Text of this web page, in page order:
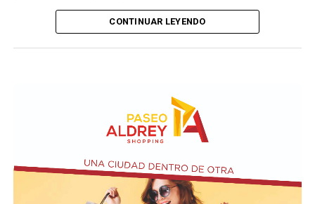
La imagen del santo salió del santuario de Moreno al
En paralelo, distintos gremios y organizaciones sociales
se sumaron bajo las consignas de paz, pan, tierra, techo
desocupados.
CONTINUAR LEYENDO